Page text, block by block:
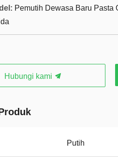
Pemutih Dewasa Baru Pasta
Hubungi kami
Putih